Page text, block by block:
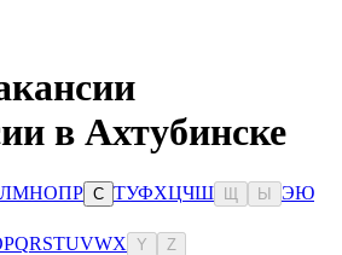
в Ахтубинске
ЛМНОПР С ТУФХЦЧШ Ы ЭЮ
PQRSTUVWX Y Z